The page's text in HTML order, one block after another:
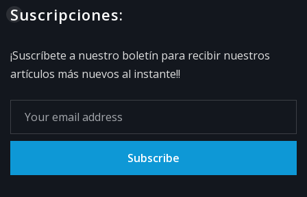
Suscripciones:
¡Suscríbete a nuestro boletín para recibir nuestros
artículos más nuevos al instante!!
Subscribe